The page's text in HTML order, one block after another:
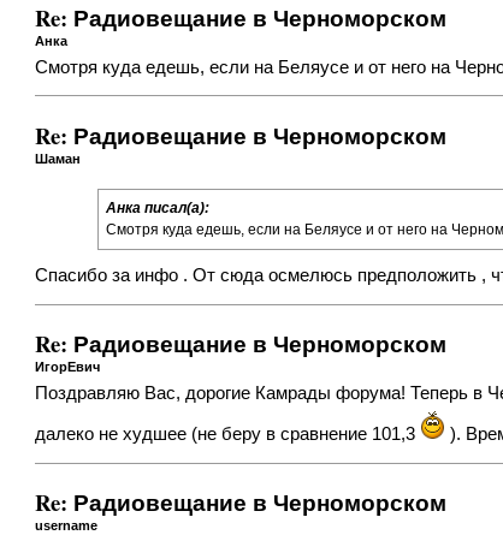
Re: Радиовещание в Черноморском
Анка
Смотря куда едешь, если на Беляусе и от него на
Re: Радиовещание в Черноморском
Шаман
Анка писал(а):
Смотря куда едешь, если на Беляусе и от него на
Спасибо за инфо . От сюда осмелюсь предположить ,
Re: Радиовещание в Черноморском
ИгорЕвич
Поздравляю Вас, дорогие Камрады форума! Теперь в
далеко не худшее (не беру в сравнение 101,3 ).
Re: Радиовещание в Черноморском
username